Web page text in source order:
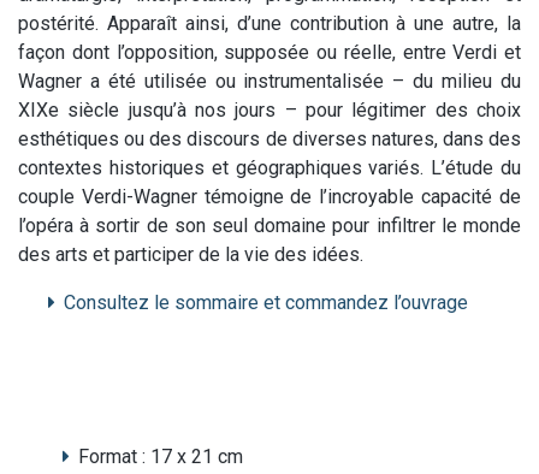
postérité. Apparaît ainsi, d’une contribution à une autre, la
façon dont l’opposition, supposée ou réelle, entre Verdi et
Wagner a été utilisée ou instrumentalisée – du milieu du
XIXe siècle jusqu’à nos jours – pour légitimer des choix
esthétiques ou des discours de diverses natures, dans des
contextes historiques et géographiques variés. L’étude du
couple Verdi-Wagner témoigne de l’incroyable capacité de
l’opéra à sortir de son seul domaine pour infiltrer le monde
des arts et participer de la vie des idées.
Consultez le sommaire et commandez l’ouvrage
Format : 17 x 21 cm